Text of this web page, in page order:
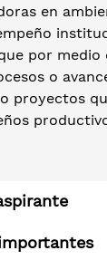
en
por medio
o
proyectos